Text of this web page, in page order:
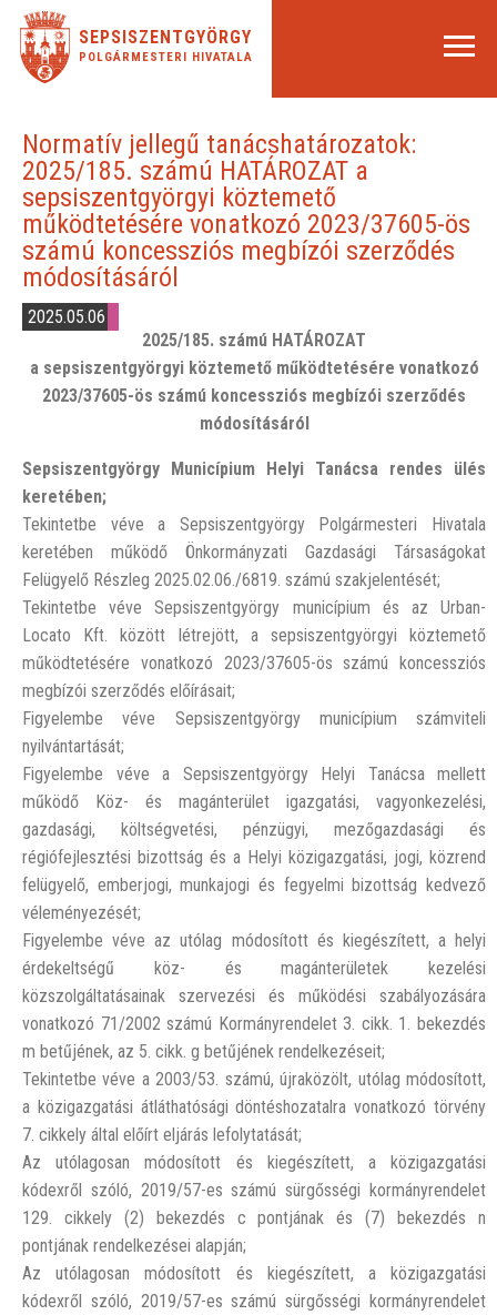
SEPSISZENTGYÖRGY
POLGÁRMESTERI HIVATALA
Normatív jellegű tanácshatározatok:
2025/185. számú HATÁROZAT a
sepsiszentgyörgyi köztemető
működtetésére vonatkozó 2023/37605-ös
számú koncessziós megbízói szerződés
módosításáról
2025.05.06
2025/185. számú HATÁROZAT
a sepsiszentgyörgyi köztemető működtetésére vonatkozó
2023/37605-ös számú koncessziós megbízói szerződés
módosításáról
Sepsiszentgyörgy Municípium Helyi Tanácsa rendes ülés
keretében;
Tekintetbe véve a Sepsiszentgyörgy Polgármesteri Hivatala
keretében működő Önkormányzati Gazdasági Társaságokat
Felügyelő Részleg 2025.02.06./6819. számú szakjelentését;
Tekintetbe véve Sepsiszentgyörgy municípium és az Urban-
Locato Kft. között létrejött, a sepsiszentgyörgyi köztemető
működtetésére vonatkozó 2023/37605-ös számú koncessziós
megbízói szerződés előírásait;
Figyelembe véve Sepsiszentgyörgy municípium számviteli
nyilvántartását;
Figyelembe véve a Sepsiszentgyörgy Helyi Tanácsa mellett
működő Köz- és magánterület igazgatási, vagyonkezelési,
gazdasági, költségvetési, pénzügyi, mezőgazdasági és
régiófejlesztési bizottság és a Helyi közigazgatási, jogi, közrend
felügyelő, emberjogi, munkajogi és fegyelmi bizottság kedvező
véleményezését;
Figyelembe véve az utólag módosított és kiegészített, a helyi
érdekeltségű köz- és magánterületek kezelési
közszolgáltatásainak szervezési és működési szabályozására
vonatkozó 71/2002 számú Kormányrendelet 3. cikk. 1. bekezdés
m betűjének, az 5. cikk. g betűjének rendelkezéseit;
Tekintetbe véve a 2003/53. számú, újraközölt, utólag módosított,
a közigazgatási átláthatósági döntéshozatalra vonatkozó törvény
7. cikkely által előírt eljárás lefolytatását;
Az utólagosan módosított és kiegészített, a közigazgatási
kódexről szóló, 2019/57-es számú sürgősségi kormányrendelet
129. cikkely (2) bekezdés c pontjának és (7) bekezdés n
pontjának rendelkezései alapján;
Az utólagosan módosított és kiegészített, a közigazgatási
kódexről szóló, 2019/57-es számú sürgősségi kormányrendelet